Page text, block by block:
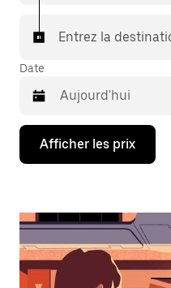
Entrez la
Date
Appuyez
la
bas
interagir
avec
Afficher les prix